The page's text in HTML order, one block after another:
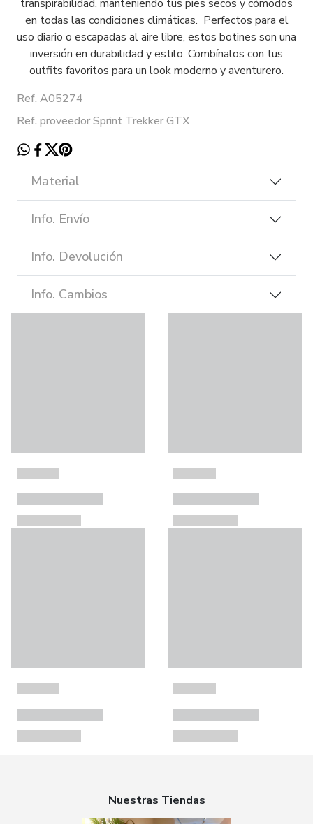
transpirabilidad, manteniendo tus pies secos y cómodos
en todas las condiciones climáticas. Perfectos para el
uso diario o escapadas al aire libre, estos botines son una
inversión en durabilidad y estilo. Combínalos con tus
outfits favoritos para un look moderno y aventurero.
Ref. A05274
Ref. proveedor Sprint Trekker GTX
Material
Info. Envío
Info. Devolución
Info. Cambios
Nuestras Tiendas